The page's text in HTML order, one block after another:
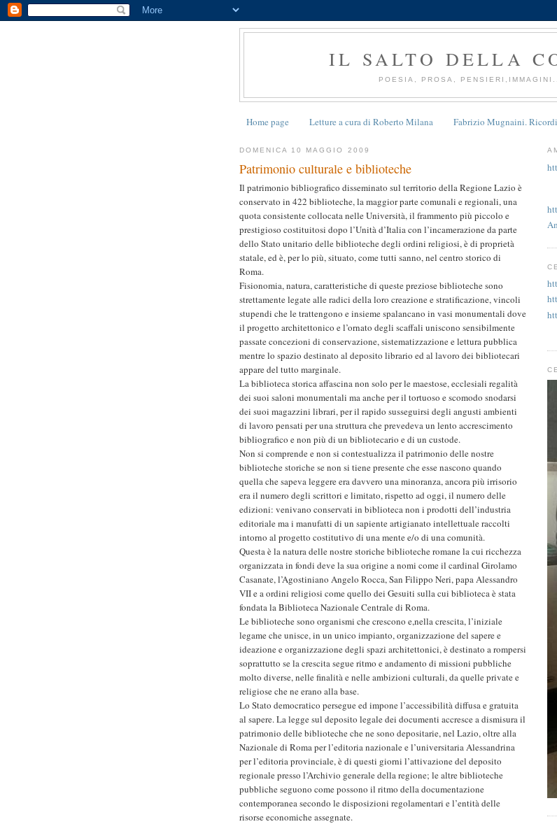
IL SALTO DELLA
POESIA, PROSA,
Home page Letture a cura di Roberto Milana Fabrizio Mugnaini.
DOMENICA 10 MAGGIO 2009
Patrimonio culturale e biblioteche
Il patrimonio bibliografico disseminato sul territorio della Regione Lazio è
conservato in 422 biblioteche, la maggior parte comunali e regionali, una
quota consistente collocata nelle Università, il frammento più piccolo e
prestigioso costituitosi dopo l’Unità d’Italia con l’incamerazione da parte
dello Stato unitario delle biblioteche degli ordini religiosi, è di proprietà
statale, ed è, per lo più, situato, come tutti sanno, nel centro storico di
Roma.
Fisionomia, natura, caratteristiche di queste preziose biblioteche sono
strettamente legate alle radici della loro creazione e stratificazione, vincoli
stupendi che le trattengono e insieme spalancano in vasi monumentali dove
il progetto architettonico e l’ornato degli scaffali uniscono sensibilmente
passate concezioni di conservazione, sistematizzazione e lettura pubblica
mentre lo spazio destinato al deposito librario ed al lavoro dei bibliotecari
appare del tutto marginale.
La biblioteca storica affascina non solo per le maestose, ecclesiali regalità
dei suoi saloni monumentali ma anche per il tortuoso e scomodo snodarsi
dei suoi magazzini librari, per il rapido susseguirsi degli angusti ambienti
di lavoro pensati per una struttura che prevedeva un lento accrescimento
bibliografico e non più di un bibliotecario e di un custode.
Non si comprende e non si contestualizza il patrimonio delle nostre
biblioteche storiche se non si tiene presente che esse nascono quando
quella che sapeva leggere era davvero una minoranza, ancora più irrisorio
era il numero degli scrittori e limitato, rispetto ad oggi, il numero delle
edizioni: venivano conservati in biblioteca non i prodotti dell’industria
editoriale ma i manufatti di un sapiente artigianato intellettuale raccolti
intorno al progetto costitutivo di una mente e/o di una comunità.
Questa è la natura delle nostre storiche biblioteche romane la cui ricchezza
organizzata in fondi deve la sua origine a nomi come il cardinal Girolamo
Casanate, l’Agostiniano Angelo Rocca, San Filippo Neri, papa Alessandro
VII e a ordini religiosi come quello dei Gesuiti sulla cui biblioteca è stata
fondata la Biblioteca Nazionale Centrale di Roma.
Le biblioteche sono organismi che crescono e,nella crescita, l’iniziale
legame che unisce, in un unico impianto, organizzazione del sapere e
ideazione e organizzazione degli spazi architettonici, è destinato a rompersi
soprattutto se la crescita segue ritmo e andamento di missioni pubbliche
molto diverse, nelle finalità e nelle ambizioni culturali, da quelle private e
religiose che ne erano alla base.
Lo Stato democratico persegue ed impone l’accessibilità diffusa e gratuita
al sapere. La legge sul deposito legale dei documenti accresce a dismisura il
patrimonio delle biblioteche che ne sono depositarie, nel Lazio, oltre alla
Nazionale di Roma per l’editoria nazionale e l’universitaria Alessandrina
per l’editoria provinciale, è di questi giorni l’attivazione del deposito
regionale presso l’Archivio generale della regione; le altre biblioteche
pubbliche seguono come possono il ritmo della documentazione
contemporanea secondo le disposizioni regolamentari e l’entità delle
risorse economiche assegnate.